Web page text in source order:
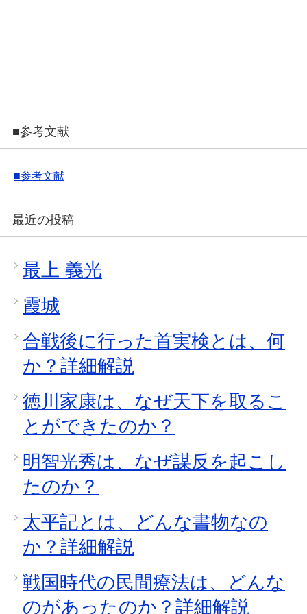
■参考文献
■参考文献
最近の投稿
最上 義光
霞城
合戦後に行った首実検とは、何
か？詳細解説
徳川家康は、なぜ天下を取るこ
とができたのか？
明智光秀は、なぜ謀反を起こし
たのか？
太平記とは、どんな書物なの
か？詳細解説
戦国時代の民間療法は、どんな
のがあったのか？詳細解説